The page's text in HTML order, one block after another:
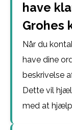
have
Grohes
Når du
have dine
beskrivelse
Dette vil
med at